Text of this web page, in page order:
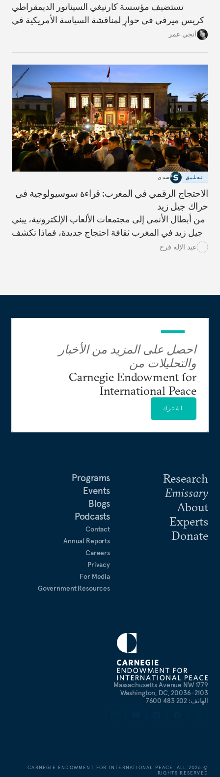
تستضيف مؤسسة كارنيغي السيناتور الديمقراطي
كريس ميرفي في حوارٍ لمناقشة السياسة الأمريكية في
الشرق الأوسط، محذرًا من أن الحرب على إيران خطأ
أنجي عمر
تعليق صدى
الاحتجاج الرقمي في المغرب: قراءة سوسيولوجية في
حراك جيل زيد
من أبطال الأنمي إلى مجتمعات الألعاب الإلكترونية، يبني
جيل زيد في المغرب ثقافة احتجاج جديدة، فماذا تكشف
هذه المخيلة الرقمية عن السياسة لدى الشباب؟ وكيف
عبد الإله فرح
1779 Massachusetts Avenue NW
Washington, DC, 20036-2103
الهاتف: 202 483 7600
Research
Emissary
About
Experts
Donate
Programs
Events
Blogs
Podcasts
Contact
Annual Reports
Careers
Privacy
For Media
Government Resources
احصل على المزيد من الأخبار
والتحليلات من
Carnegie Endowment for
International Peace
اشترك
©
2026
CARNEGIE ENDOWMENT FOR INTERNATIONAL PEACE. ALL
RIGHTS RESERVED.